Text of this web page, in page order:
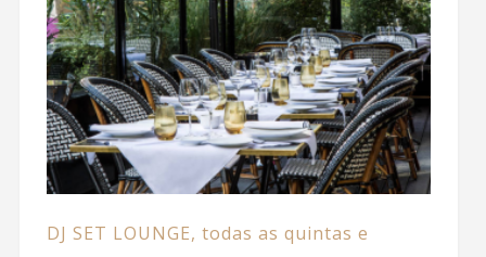
DJ SET LOUNGE, todas as quintas e